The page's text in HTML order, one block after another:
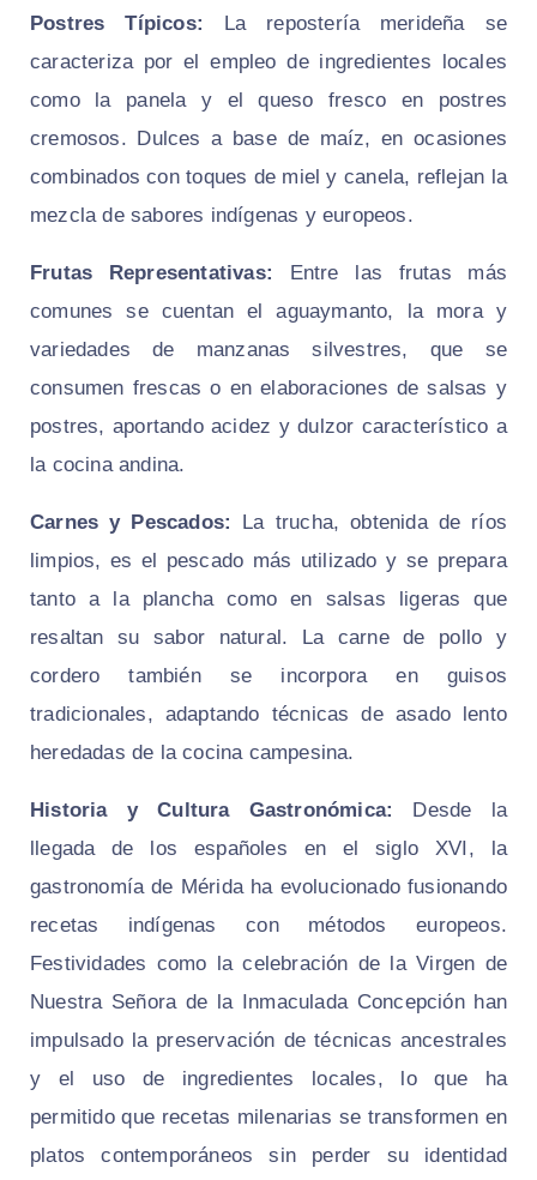
Postres Típicos:
La repostería merideña se
caracteriza por el empleo de ingredientes locales
como la panela y el queso fresco en postres
cremosos. Dulces a base de maíz, en ocasiones
combinados con toques de miel y canela, reflejan la
mezcla de sabores indígenas y europeos.
Frutas Representativas:
Entre las frutas más
comunes se cuentan el aguaymanto, la mora y
variedades de manzanas silvestres, que se
consumen frescas o en elaboraciones de salsas y
postres, aportando acidez y dulzor característico a
la cocina andina.
Carnes y Pescados:
La trucha, obtenida de ríos
limpios, es el pescado más utilizado y se prepara
tanto a la plancha como en salsas ligeras que
resaltan su sabor natural. La carne de pollo y
cordero también se incorpora en guisos
tradicionales, adaptando técnicas de asado lento
heredadas de la cocina campesina.
Historia y Cultura Gastronómica:
Desde la
llegada de los españoles en el siglo XVI, la
gastronomía de Mérida ha evolucionado fusionando
recetas indígenas con métodos europeos.
Festividades como la celebración de laVirgen de
Nuestra Señora de la Inmaculada Concepciónhan
impulsado la preservación de técnicas ancestrales
y el uso de ingredientes locales, lo que ha
permitido que recetas milenarias se transformen en
platos contemporáneos sin perder su identidad